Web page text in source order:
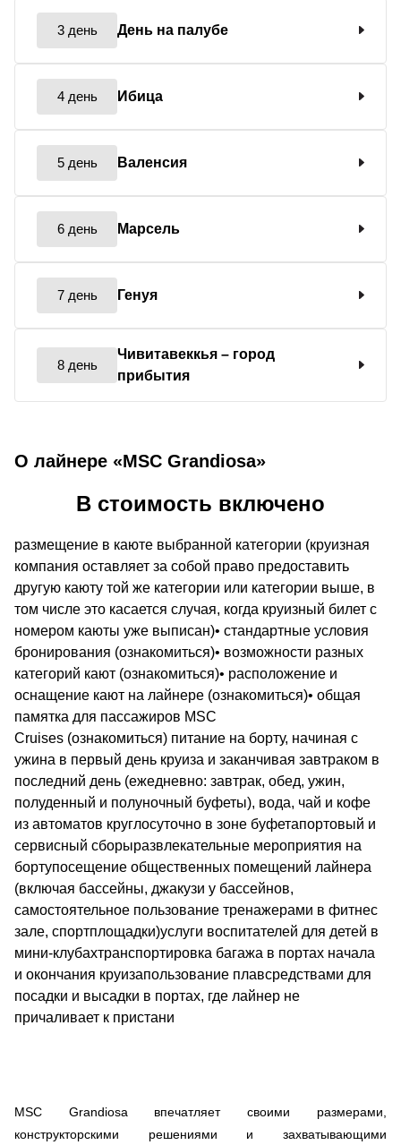
3 день День на палубе
4 день Ибица
5 день Валенсия
6 день Марсель
7 день Генуя
8 день
Чивитавеккья – город
прибытия
О лайнере «MSC Grandiosa»
MSC Grandiosa впечатляет своими размерами,
конструкторскими решениями и захватывающими
В стоимость включено
размещение в каюте выбранной категории (круизная
компания оставляет за собой право предоставить
другую каюту той же категории или категории выше, в
том числе это касается случая, когда круизный билет с
номером каюты уже выписан)• стандартные условия
бронирования (ознакомиться)• возможности разных
категорий кают (ознакомиться)• расположение и
оснащение кают на лайнере (ознакомиться)• общая
памятка для пассажиров MSC
Cruises (ознакомиться) питание на борту, начиная с
ужина в первый день круиза и заканчивая завтраком в
последний день (ежедневно: завтрак, обед, ужин,
полуденный и полуночный буфеты), вода, чай и кофе
из автоматов круглосуточно в зоне буфетапортовый и
сервисный сборыразвлекательные мероприятия на
бортупосещение общественных помещений лайнера
(включая бассейны, джакузи у бассейнов,
самостоятельное пользование тренажерами в фитнес
зале, спортплощадки)услуги воспитателей для детей в
мини-клубахтранспортировка багажа в портах начала
и окончания круизапользование плавсредствами для
посадки и высадки в портах, где лайнер не
причаливает к пристани